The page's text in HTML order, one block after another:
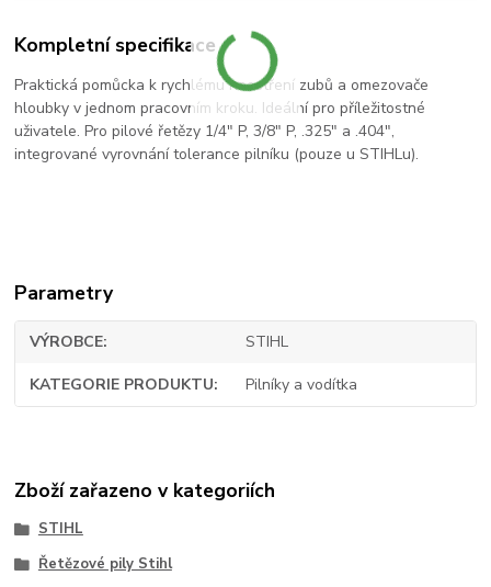
Kompletní specifikace
Praktická pomůcka k rychlému naostření zubů a omezovače
hloubky v jednom pracovním kroku. Ideální pro příležitostné
uživatele. Pro pilové řetězy 1/4" P, 3/8" P, .325" a .404",
integrované vyrovnání tolerance pilníku (pouze u STIHLu).
Parametry
VÝROBCE STIHL
KATEGORIE PRODUKTU Pilníky a vodítka
Zboží zařazeno v kategoriích
STIHL
Řetězové pily Stihl